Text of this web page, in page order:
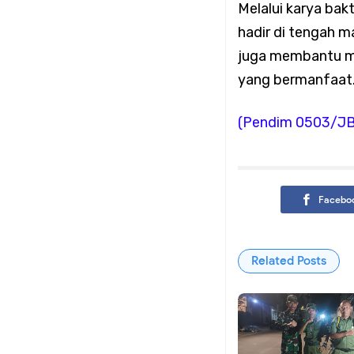
Menuju Langkah
Baru Periode
Koramil 02/Tambora
Koramil 02/
Bersama Warga Roa
Koramil 02/Tambora
Melalui karya
hadir di tengah
juga membantu
yang bermanfaat.
(Pendim 0503/
Related Posts